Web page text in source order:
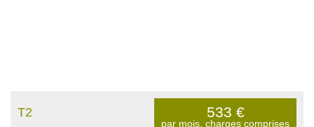
T2 533 €
par mois, charges comprises